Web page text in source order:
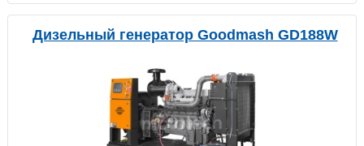
Дизельный генератор Goodmash GD188W